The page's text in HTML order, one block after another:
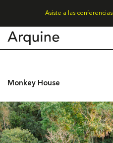
Asiste a las
Monkey House